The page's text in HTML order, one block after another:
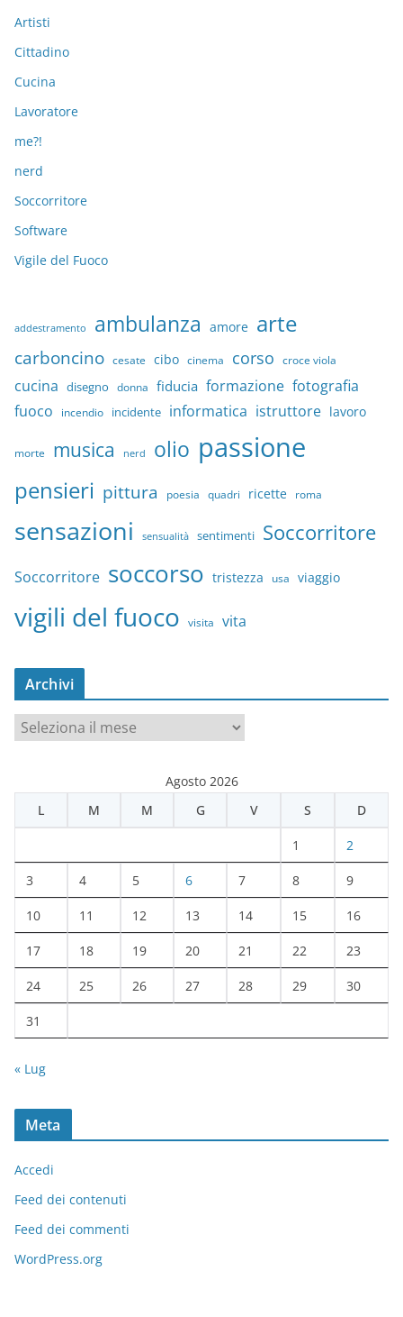
Artisti
Cittadino
Cucina
Lavoratore
me?!
nerd
Soccorritore
Software
Vigile del Fuoco
addestramento ambulanza amore arte
carboncino cesate cibo cinema corso croce viola
cucina disegno donna fiducia formazione fotografia
fuoco
incendio incidente informatica istruttore lavoro
morte musica nerd olio passione
pensieri pittura poesia quadri ricette roma
sensazioni sensualità sentimenti Soccorritore
Soccorritore soccorso tristezza usa viaggio
vigili del fuoco visita vita
Archivi
r
h
i
Agosto 2026
L
M M G V S D
1 2
3 4 5 6 7 8 9
10 11 12 13 14 15 16
17 18 19 20 21 22 23
24 25 26 27 28 29 30
31
« Lug
Meta
Accedi
Feed dei contenuti
Feed dei commenti
WordPress.org